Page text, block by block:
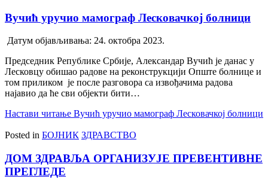
Вучић уручио мамограф Лесковачкој болници
Датум објављивања: 24. октобра 2023.
Председник Републике Србије, Александар Вучић је данас у
Лесковцу обишао радове на реконструкцији Опште болнице и
том приликом је после разговора са извођачима радова
најавио да ће сви објекти бити…
Настави читање Вучић уручио мамограф Лесковачкој болници
Posted in БОЈНИК ЗДРАВСТВО
ДОМ ЗДРАВЉА ОРГАНИЗУЈЕ ПРЕВЕНТИВНЕ
ПРЕГЛЕДЕ